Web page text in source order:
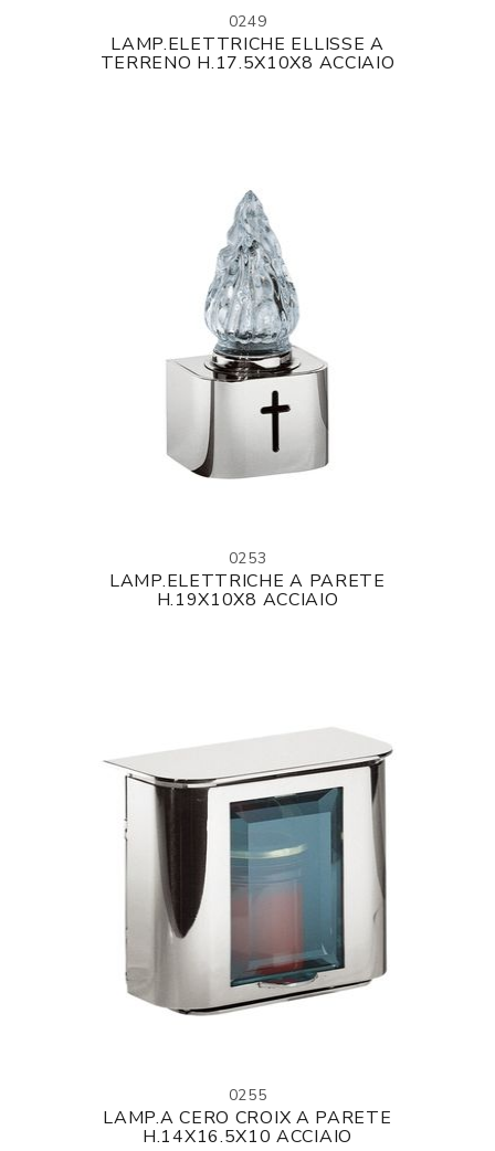
0249
LAMP.ELETTRICHE ELLISSE A
TERRENO H.17.5X10X8 ACCIAIO
0253
LAMP.ELETTRICHE A PARETE
H.19X10X8 ACCIAIO
0255
LAMP.A CERO CROIX A PARETE
H.14X16.5X10 ACCIAIO